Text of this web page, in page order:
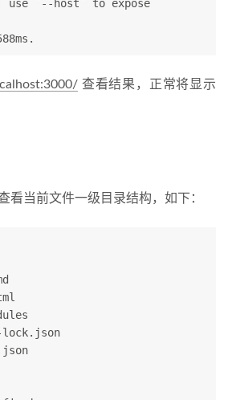
use `--host` to expose
查看结果，正常将显示
看当前文件一级目录结构，如下：
lock.json